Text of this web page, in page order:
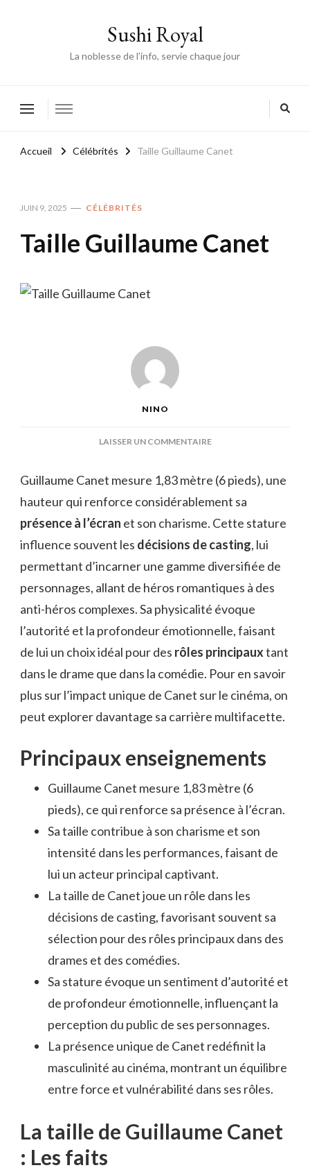
Sushi Royal
La noblesse de l’info, servie chaque jour
Accueil Célébrités Taille Guillaume Canet
JUIN 9, 2025 CÉLÉBRITÉS
Taille Guillaume Canet
NINO
LAISSER UN COMMENTAIRESUR
CANET
Guillaume Canet mesure 1,83 mètre (6 pieds), une
hauteur qui renforce considérablement sa
présence à l’écran et son charisme. Cette stature
influence souvent les décisions de casting, lui
permettant d’incarner une gamme diversifiée de
personnages, allant de héros romantiques à des
anti-héros complexes. Sa physicalité évoque
l’autorité et la profondeur émotionnelle, faisant
de lui un choix idéal pour des rôles principauxtant
dans le drame que dans la comédie. Pour en savoir
plus sur l’impact unique de Canet sur le cinéma, on
peut explorer davantage sa carrière multifacette.
Principaux enseignements
Guillaume Canet mesure 1,83 mètre (6
pieds), ce qui renforce sa présence à l’écran.
Sa taille contribue à son charisme et son
intensité dans les performances, faisant de
lui un acteur principal captivant.
La taille de Canet joue un rôle dans les
décisions de casting, favorisant souvent sa
sélection pour des rôles principaux dans des
drames et des comédies.
Sa stature évoque un sentiment d’autorité et
de profondeur émotionnelle, influençant la
perception du public de ses personnages.
La présence unique de Canet redéfinit la
masculinité au cinéma, montrant un équilibre
entre force et vulnérabilité dans ses rôles.
La taille de Guillaume Canet
: Les faits